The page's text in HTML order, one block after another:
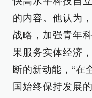
的内容。他认为
战略，加强青年
果服务实体经济
断的新动能，“在
国始终保持发展